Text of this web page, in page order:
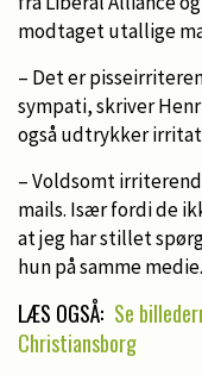
modtaget utallige
– Det er
sympati, skriver
også udtrykker
– Voldsomt
mails. Især fordi de
at jeg har stillet
hun på samme medie.
LÆS OGSÅ: Se
Christiansborg